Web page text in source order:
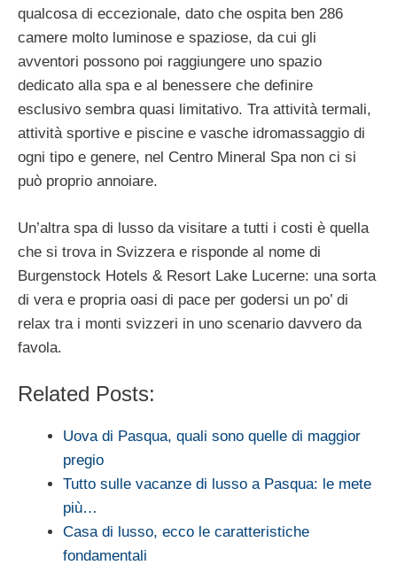
qualcosa di eccezionale, dato che ospita ben 286
camere molto luminose e spaziose, da cui gli
avventori possono poi raggiungere uno spazio
dedicato alla spa e al benessere che definire
esclusivo sembra quasi limitativo. Tra attività termali,
attività sportive e piscine e vasche idromassaggio di
ogni tipo e genere, nel Centro Mineral Spa non ci si
può proprio annoiare.
Un’altra spa di lusso da visitare a tutti i costi è quella
che si trova in Svizzera e risponde al nome di
Burgenstock Hotels & Resort Lake Lucerne: una sorta
di vera e propria oasi di pace per godersi un po’ di
relax tra i monti svizzeri in uno scenario davvero da
favola.
Related Posts:
Uova di Pasqua, quali sono quelle di maggior
pregio
Tutto sulle vacanze di lusso a Pasqua: le mete
più…
Casa di lusso, ecco le caratteristiche
fondamentali